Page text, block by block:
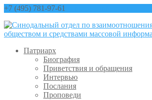
+7 (495) 781-97-61
Патриарх
Биография
Приветствия и обращения
Интервью
Послания
Проповеди